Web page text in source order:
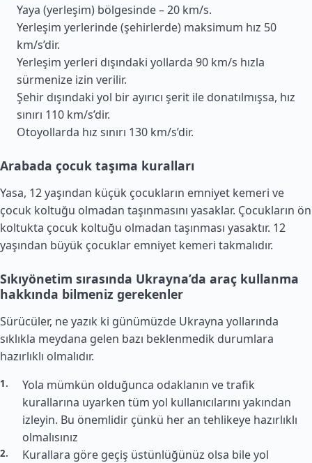
Yaya (yerleşim) bölgesinde – 20 km/s.
Yerleşim yerlerinde (şehirlerde) maksimum hız 50
km/s’dir.
Yerleşim yerleri dışındaki yollarda 90 km/s hızla
sürmenize izin verilir.
Şehir dışındaki yol bir ayırıcı şerit ile donatılmışsa, hız
sınırı 110 km/s’dir.
Otoyollarda hız sınırı 130 km/s’dir.
Arabada çocuk taşıma kuralları
Yasa, 12 yaşından küçük çocukların emniyet kemeri ve
çocuk koltuğu olmadan taşınmasını yasaklar. Çocukların ön
koltukta çocuk koltuğu olmadan taşınması yasaktır. 12
yaşından büyük çocuklar emniyet kemeri takmalıdır.
Sıkıyönetim sırasında Ukrayna’da araç kullanma
hakkında bilmeniz gerekenler
Sürücüler, ne yazık ki günümüzde Ukrayna yollarında
sıklıkla meydana gelen bazı beklenmedik durumlara
hazırlıklı olmalıdır.
Yola mümkün olduğunca odaklanın ve trafik
kurallarına uyarken tüm yol kullanıcılarını yakından
izleyin. Bu önemlidir çünkü her an tehlikeye hazırlıklı
olmalısınız
Kurallara göre geçiş üstünlüğünüz olsa bile yol